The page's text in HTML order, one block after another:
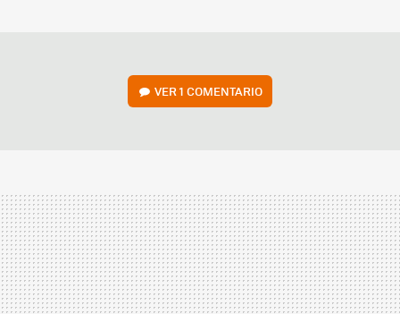
VER1 COMENTARIO